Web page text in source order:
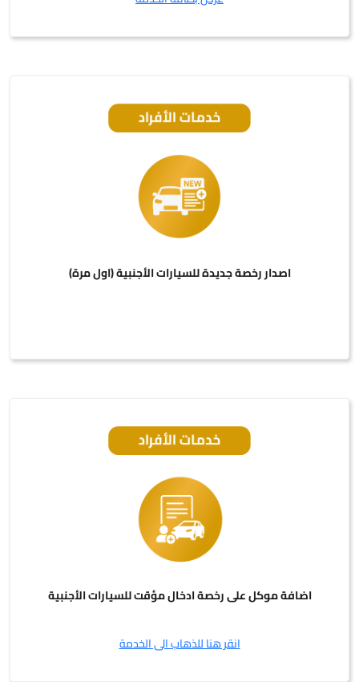
اصدار رخصة جديدة للسيارات الأجنبية (اول مرة)
اضافة موكل على رخصة ادخال مؤقت للسيارات الأجنبية
انقر هنا للذهاب الى الخدمة